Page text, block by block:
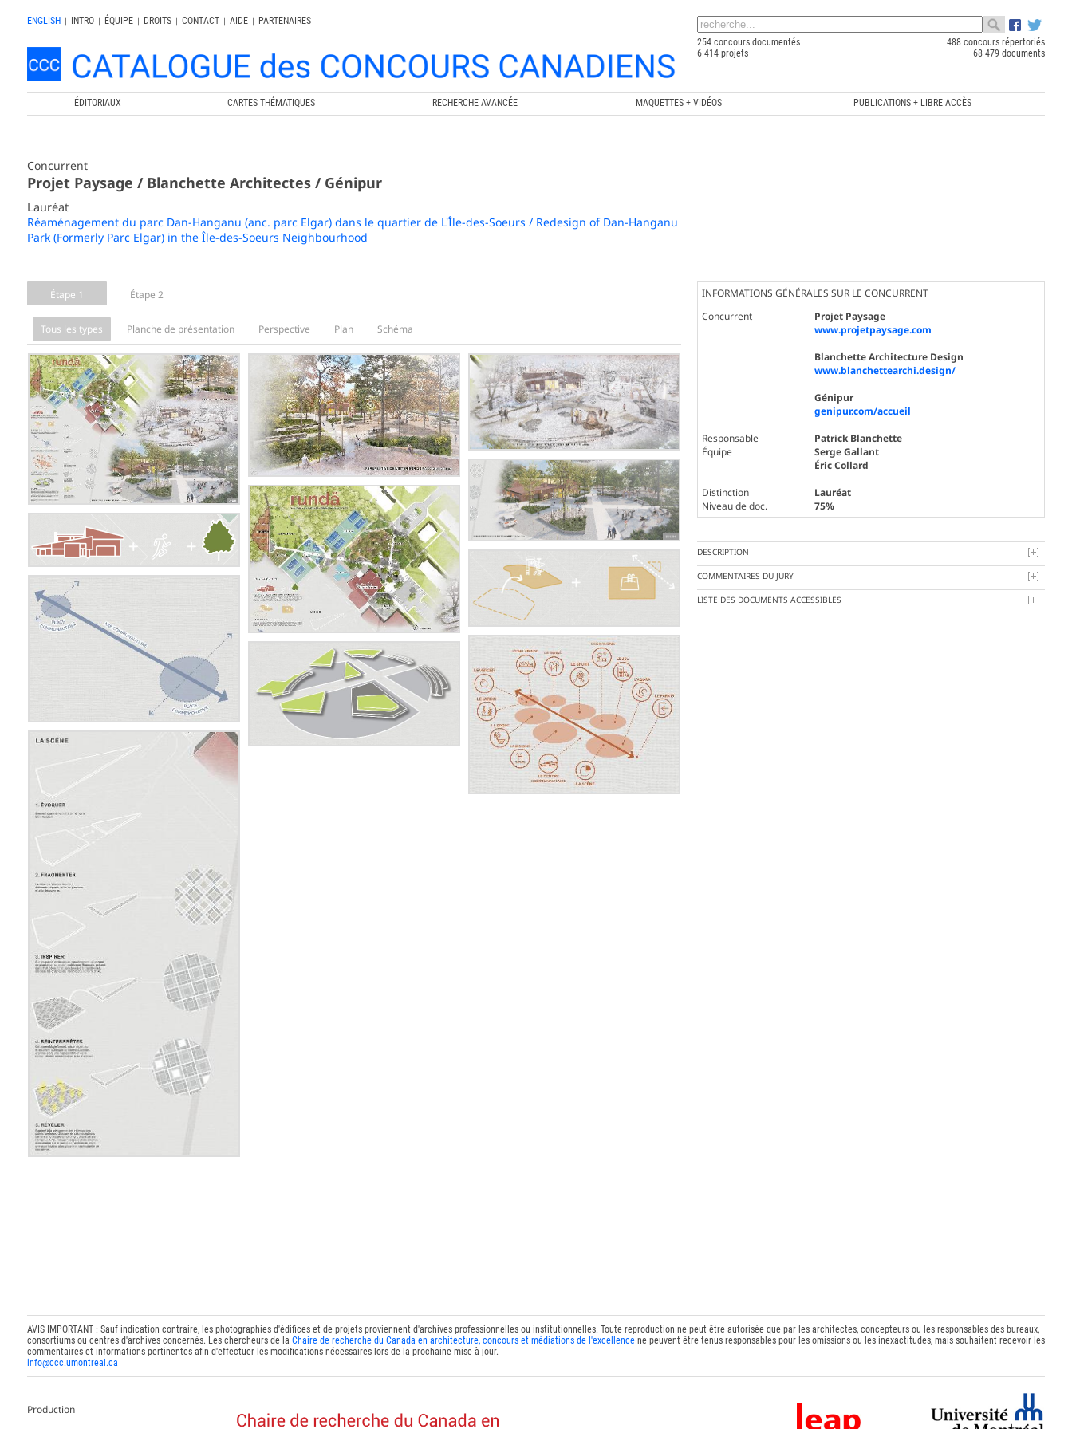
ENGLISH | INTRO | ÉQUIPE | DROITS | CONTACT | AIDE |
PARTENAIRES
254 concours documentés
488 concours répertoriés
6 414 projets
68 479 documents
ÉDITORIAUX CARTES THÉMATIQUES RECHERCHE AVANCÉE MAQUETTES + VIDÉOS PUBLICATIONS + LIBRE ACCÈS
Concurrent
Projet Paysage / Blanchette Architectes / Génipur
Lauréat
Réaménagement du parc Dan-Hanganu (anc. parc Elgar) dans le quartier de L'Île-des-Soeurs / Redesign of Dan-Hanganu
Park (Formerly Parc Elgar) in the Île-des-Soeurs Neighbourhood
Étape 1 Étape 2
Tous les types Planche de présentation Perspective Plan Schéma
INFORMATIONS GÉNÉRALES SUR LE CONCURRENT
Concurrent
Projet Paysage
www.projetpaysage.com
Blanchette Architecture Design
www.blanchettearchi.design/
Génipur
genipur.com/accueil
Responsable
Patrick Blanchette
Équipe
Serge Gallant
Éric Collard
Distinction
Lauréat
Niveau de doc.
75%
DESCRIPTION
COMMENTAIRES DU JURY
LISTE DES DOCUMENTS ACCESSIBLES
AVIS IMPORTANT : Sauf indication contraire, les photographies d'édifices et de projets proviennent d'archives professionnelles ou institutionnelles. Toute reproduction ne peut être autorisée que par les architectes, concepteurs ou les responsables des bureaux,
consortiums ou centres d'archives concernés. Les chercheurs de la Chaire de recherche du Canada en architecture, concours et médiations de l'excellencene peuvent être tenus responsables pour les omissions ou les inexactitudes, mais souhaitent recevoir les
commentaires et informations pertinentes afin d'effectuer les modifications nécessaires lors de la prochaine mise à jour.
info@ccc.umontreal.ca
Production